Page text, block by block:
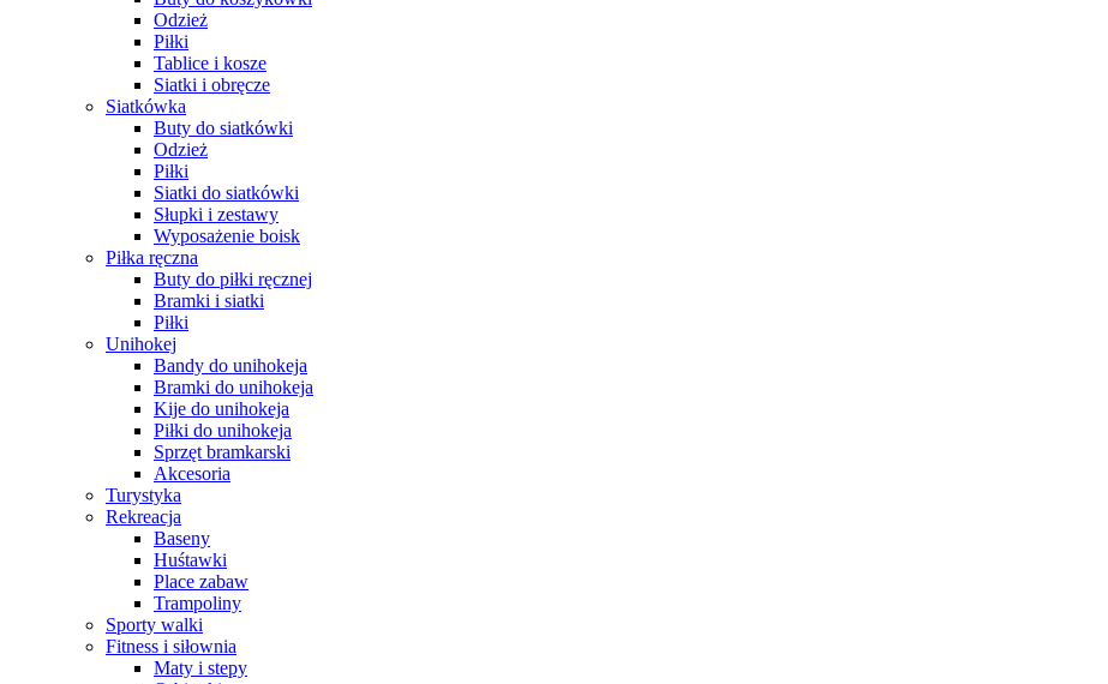
Odzież
Piłki
Tablice i kosze
Siatki i obręcze
Siatkówka
Buty do siatkówki
Odzież
Piłki
Siatki do siatkówki
Słupki i zestawy
Wyposażenie boisk
Piłka ręczna
Buty do piłki ręcznej
Bramki i siatki
Piłki
Unihokej
Bandy do unihokeja
Bramki do unihokeja
Kije do unihokeja
Piłki do unihokeja
Sprzęt bramkarski
Akcesoria
Turystyka
Rekreacja
Baseny
Huśtawki
Place zabaw
Trampoliny
Sporty walki
Fitness i siłownia
Maty i stepy